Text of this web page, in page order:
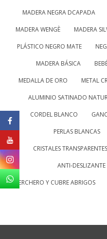
MADERA NEGRA DCAPADA
MADERA WENGÈ MADERA
PLÁSTICO NEGRO MATE
MADERA BÁSICA
MEDALLA DE ORO METAL
ALUMINIO SATINADO
CORDEL BLANCO
PERLAS BLANCAS
CRISTALES TRANSPARENTES
ANTI-DESLIZANTE
PERCHERO Y CUBRE ABRIGOS